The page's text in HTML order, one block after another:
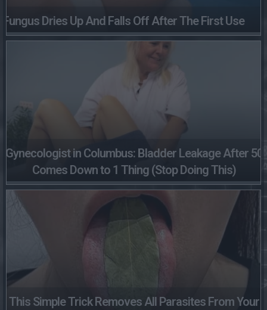
Fungus Dries Up And Falls Off After The First Use
Gynecologist in Columbus: Bladder Leakage After 50
Comes Down to 1 Thing (Stop Doing This)
This Simple Trick Removes All Parasites From Your